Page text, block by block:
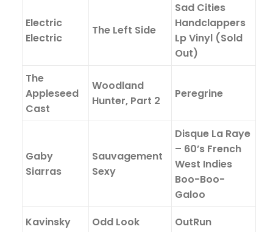
Electric
Electric
The Left Side
Sad Cities
Handclappers
Lp Vinyl (Sold
Out)
The
Appleseed
Cast
Woodland
Hunter, Part 2
Peregrine
Gaby
Siarras
Sauvagement
Sexy
Disque La Raye
– 60’s French
West Indies
Boo-Boo-
Galoo
Kavinsky
Odd Look OutRun